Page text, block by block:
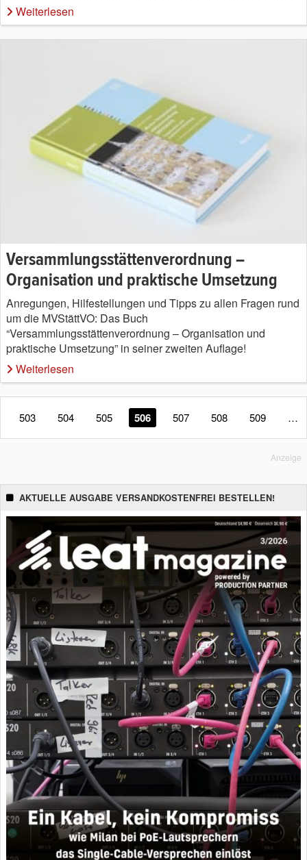
Weiterlesen
Versammlungsstättenverordnung –
Organisation und praktische Umsetzung
Anregungen, Hilfestellungen und Tipps zu allen Fragen rund
um die MVStättVO: Das Buch
“Versammlungsstättenverordnung – Organisation und
praktische Umsetzung” in seiner zweiten Auflage!
Weiterlesen
503 504 505 506 507 508 509 …
Anzeige
AKTUELLE AUSGABE VERSANDKOSTENFREI BESTELLEN!